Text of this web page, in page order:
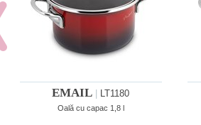
EMAIL LT1180
Oală cu capac 1,8 l